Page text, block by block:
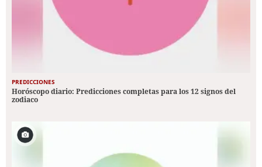
PREDICCIONES
Horóscopo diario: Predicciones completas para los 12 signos del
zodiaco